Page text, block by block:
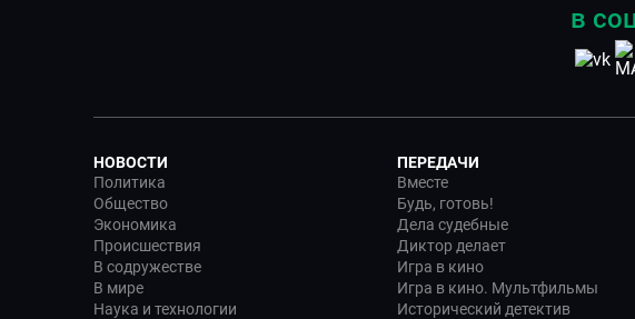
в
НОВОСТИ
Политика
Общество
Экономика
Происшествия
В содружестве
В мире
Наука и технологии
ПЕРЕДАЧИ
Вместе
Будь, готовь!
Дела судебные
Диктор делает
Игра в кино
Игра в кино. Мультфильмы
Исторический детектив